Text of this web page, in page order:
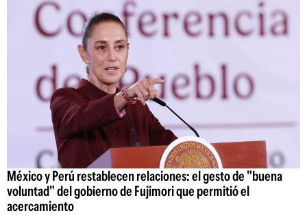
México y Perú restablecen relaciones: el gesto de "buena
voluntad" del gobierno de Fujimori que permitió el
acercamiento